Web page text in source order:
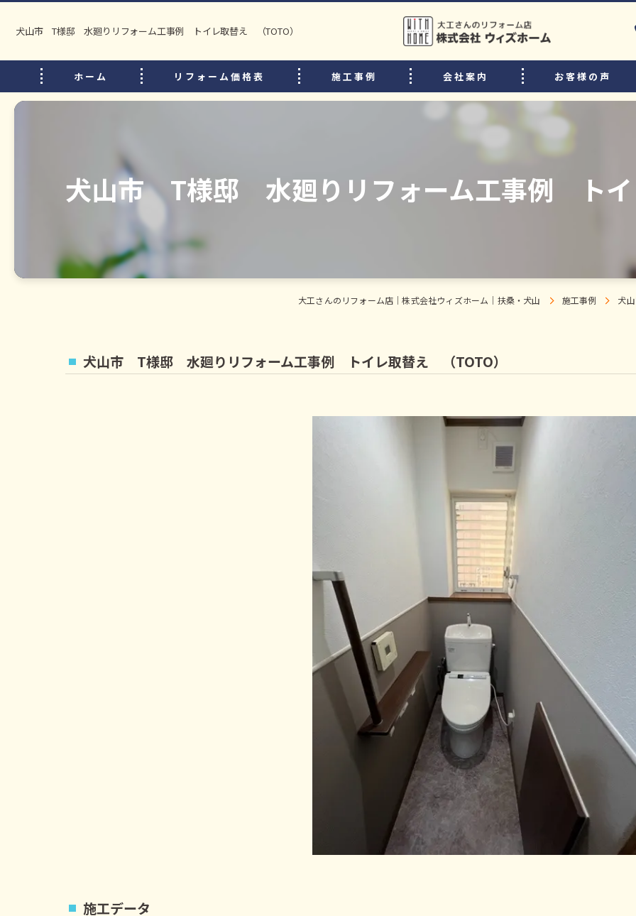
犬山市 T様邸 水廻りリフォーム工事例 トイレ取替え （TOTO）
ホーム リフォーム価格表 施工事例 会社案内
選ばれる理由
リフォームの流れ
中古住宅購入後のリフォームのポイント
お客様の声
犬山市 T様邸 水廻りリフォーム工事例 トイ
大工さんのリフォーム店｜株式会社ウィズホーム｜扶桑・犬山 施工事例 犬
犬山市 T様邸 水廻りリフォーム工事例 トイレ取替え （TOTO）
施工データ